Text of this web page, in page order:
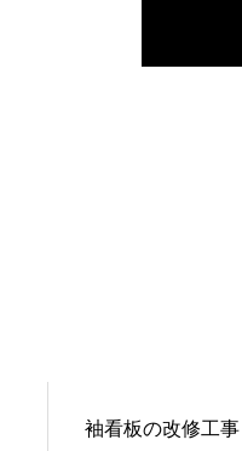
袖看板の改修工